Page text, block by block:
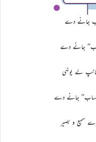
جانے دے
جانے دے
لے یونہی
جانے دے
سمیع و بصیر